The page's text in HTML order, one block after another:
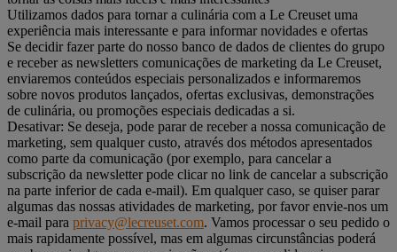
Utilizamos dados para tornar a culinária com a Le Creuset uma
experiência mais interessante e para informar novidades e ofertas
Se decidir fazer parte do nosso banco de dados de clientes do grupo
e receber as newsletters comunicações de marketing da Le Creuset,
enviaremos conteúdos especiais personalizados e informaremos
sobre novos produtos lançados, ofertas exclusivas, demonstrações
de culinária, ou promoções especiais dedicadas a si.
Desativar: Se deseja, pode parar de receber a nossa comunicação de
marketing, sem qualquer custo, através dos métodos apresentados
como parte da comunicação (por exemplo, para cancelar a
subscrição da newsletter pode clicar no link de cancelar a subscrição
na parte inferior de cada e-mail). Em qualquer caso, se quiser parar
algumas das nossas atividades de marketing, por favor envie-nos um
e-mail para privacy@lecreuset.com. Vamos processar o seu pedido o
mais rapidamente possível, mas em algumas circunstâncias poderá